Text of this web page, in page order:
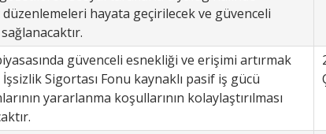
hayata geçirilecek ve güvenceli
güvenceli esnekliği ve erişimi artırmak
İşsizlik Sigortası Fonu kaynaklı pasif iş gücü
yararlanma koşullarının kolaylaştırılması